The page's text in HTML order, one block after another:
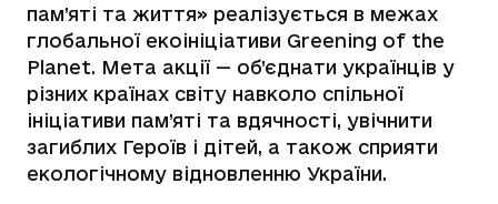
пам’яті та життя» реалізується в межах
глобальної екоініціативи Greening of the
Planet. Мета акції — об’єднати українців у
різних країнах світу навколо спільної
ініціативи пам’яті та вдячності, увічнити
загиблих Героїв і дітей, а також сприяти
екологічному відновленню України.